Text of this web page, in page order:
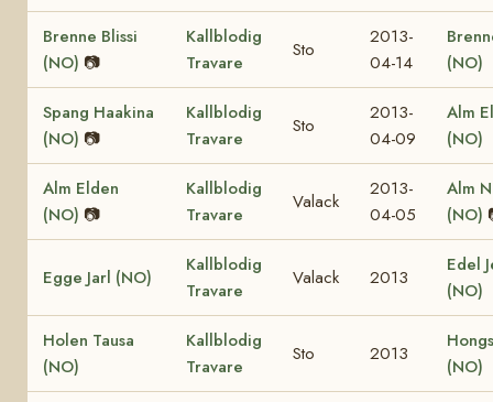
Brenne Blissi
(NO) 📷
Kallblodig
Travare
Sto
2013-
04-14
(NO)
Spang Haakina
(NO) 📷
Kallblodig
Travare
Sto
2013-
04-09
Alm
(NO)
Alm Elden
(NO) 📷
Kallblodig
Travare
Valack
2013-
04-05
Alm
(NO)
Egge Jarl (NO)
Kallblodig
Travare
Valack 2013
Edel
(NO)
Holen Tausa
(NO)
Kallblodig
Travare
Sto 2013
(NO)